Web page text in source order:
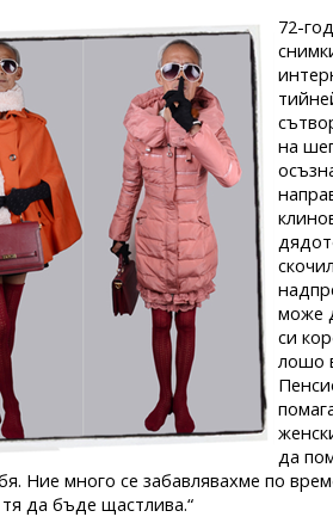
72-
на
може
си
лошо
да
Ние много се забавлявахме по
да бъде щастлива.“